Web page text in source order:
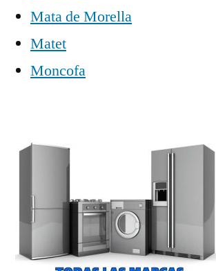
Mata de Morella
Matet
Moncofa